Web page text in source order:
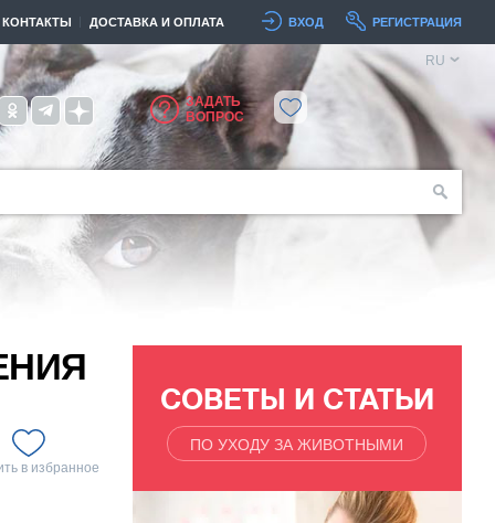
КОНТАКТЫ ДОСТАВКА И ОПЛАТА ВХОД РЕГИСТРАЦИЯ
ЗАДАТЬ
ВОПРОС
RU
в избранное
СОВЕТЫ И СТАТЬИ
ПО УХОДУ ЗА ЖИВОТНЫМИ